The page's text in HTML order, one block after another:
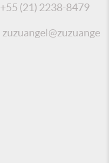
+55 (21) 2238-8479